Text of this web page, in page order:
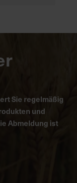
Sie regelmäßig
und
Abmeldung ist